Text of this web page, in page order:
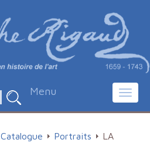
Menu
Catalogue Portraits
LA